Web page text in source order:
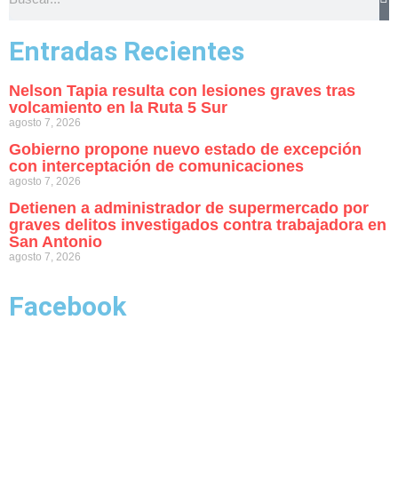
Entradas Recientes
Nelson Tapia resulta con lesiones graves tras
volcamiento en la Ruta 5 Sur
agosto 7, 2026
Gobierno propone nuevo estado de excepción
con interceptación de comunicaciones
agosto 7, 2026
Detienen a administrador de supermercado por
graves delitos investigados contra trabajadora en
San Antonio
agosto 7, 2026
Facebook